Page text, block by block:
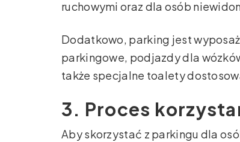
ruchowymi oraz dla osób
Dodatkowo, parking jest
parkingowe, podjazdy dla
także specjalne toalety
3. Proces
Aby skorzystać z parkingu dla